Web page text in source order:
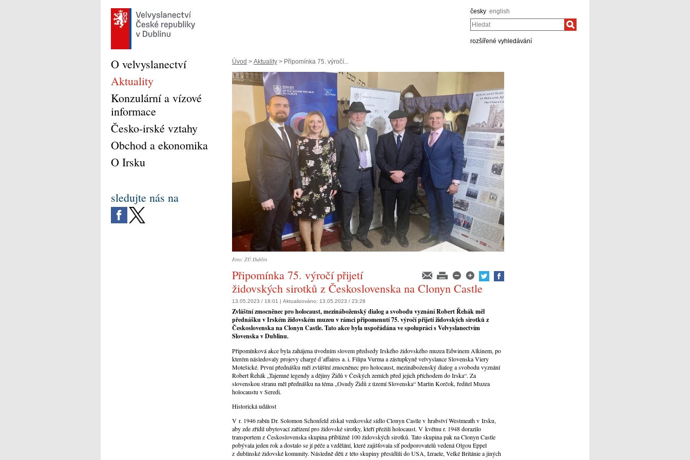
česky english
Hledat
rozšířené vyhledávání
Úvod > Aktuality > Připomínka 75. výročí...
Foto: ZÚ Dublin
Připomínka 75. výročí přijetí
židovských sirotků z Československa na Clonyn Castle
13.05.2023 / 18:01 | Aktualizováno: 13.05.2023 / 23:28
Zvláštní zmocněnec pro holocaust, mezináboženský dialog a svobodu vyznání Robert Řehák měl
přednášku v Irském židovském muzeu v rámci připomenutí 75. výročí přijetí židovských sirotků z
Československa na Clonyn Castle. Tato akce byla uspořádána ve spolupráci s Velvyslanectvím
Slovenska v Dublinu.
Připomínková akce byla zahájena úvodním slovem předsedy Irského židovského muzea Edwinem Alkinem, po
kterém následovaly projevy chargé d´affaires a. i. Filipa Vurma a zástupkyně velvyslance Slovenska Viery
Motešické. První přednášku měl zvláštní zmocněnec pro holocaust, mezináboženský dialog a svobodu vyznání
Robert Řehák „Tajemné legendy a dějiny Židů v Českých zemích před jejich příchodem do Irska“. Za
slovenskou stranu měl přednášku na téma „Osudy Židů z území Slovenska“ Martin Korčok, ředitel Muzea
holocaustu v Seredi.
Historická událost
V r. 1946 rabín Dr. Solomon Schonfeld získal venkovské sídlo Clonyn Castle v hrabství Westmeath v Irsku,
aby zde zřídil ubytovací zařízení pro židovské sirotky, kteří přežili holocaust. V květnu r. 1948 dorazilo
transportem z Československa skupina přibližně 100 židovských sirotků. Tato skupina pak na Clonyn Castle
pobývala jeden rok a dostalo se jí péče a vzdělání, které zajišťovala síť podporovatelů vedená Olgou Eppel
z dublinské židovské komunity. Následně děti z této skupiny přesídlili do USA, Izraele, Velké Británie a jiných
O velvyslanectví
Aktuality
Konzulární a vízové
informace
Česko-irské vztahy
Obchod a ekonomika
O Irsku
sledujte nás na